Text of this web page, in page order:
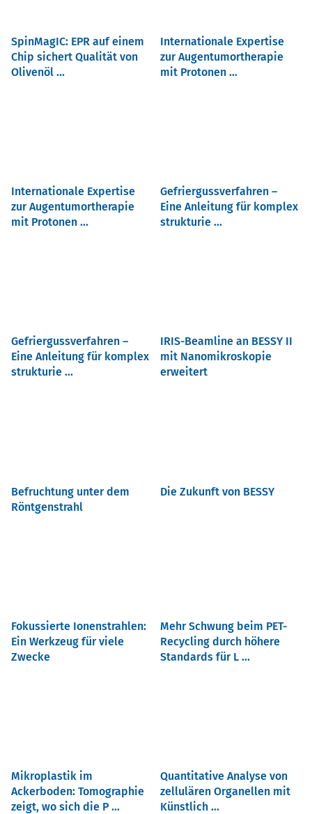
SpinMagIC: EPR auf einem
Chip sichert Qualität von
Olivenöl ...
Internationale Expertise
zur Augentumortherapie
mit Protonen ...
Internationale Expertise
zur Augentumortherapie
mit Protonen ...
Gefriergussverfahren –
Eine Anleitung für komplex
strukturie ...
Gefriergussverfahren –
Eine Anleitung für komplex
strukturie ...
IRIS-Beamline an BESSY II
mit Nanomikroskopie
erweitert
Befruchtung unter dem
Röntgenstrahl
Die Zukunft von BESSY
Fokussierte Ionenstrahlen:
Ein Werkzeug für viele
Zwecke
Mehr Schwung beim PET-
Recycling durch höhere
Standards für L ...
Mikroplastik im
Ackerboden: Tomographie
zeigt, wo sich die P ...
Quantitative Analyse von
zellulären Organellen mit
Künstlich ...